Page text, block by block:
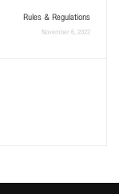
Rules & Regulations
November 6, 2022